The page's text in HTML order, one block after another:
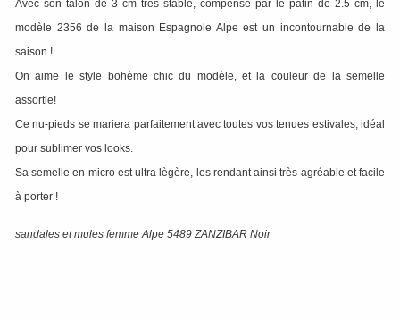
Avec son talon de 3 cm très stable, compensé par le patin de 2.5 cm, le
modèle 2356 de la maison Espagnole Alpe est un incontournable de la
saison !
On aime le style bohème chic du modèle, et la couleur de la semelle
assortie!
Ce nu-pieds se mariera parfaitement avec toutes vos tenues estivales, idéal
pour sublimer vos looks.
Sa semelle en micro est ultra lègère, les rendant ainsi très agréable et facile
à porter !
sandales et mules femme Alpe 5489 ZANZIBAR Noir